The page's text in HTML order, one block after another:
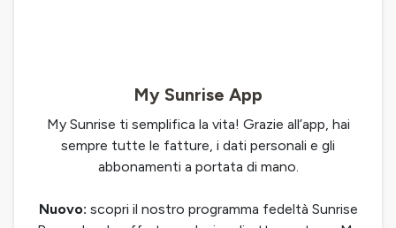
My Sunrise App
My Sunrise ti semplifica la vita! Grazie all’app, hai
sempre tutte le fatture, i dati personali e gli
abbonamenti a portata di mano.
Nuovo: scopri il nostro programma fedeltà Sunrise